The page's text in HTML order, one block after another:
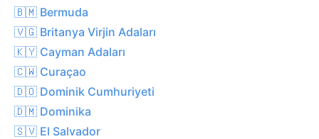
🇧🇲 Bermuda
🇻🇬 Britanya Virjin Adaları
🇰🇾 Cayman Adaları
🇨🇼 Curaçao
🇩🇴 Dominik Cumhuriyeti
🇩🇲 Dominika
🇸🇻 El Salvador